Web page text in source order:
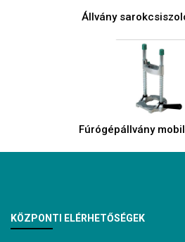
Állvány
Fúrógépállvány
KÖZPONTI ELÉRHETŐSÉGEK